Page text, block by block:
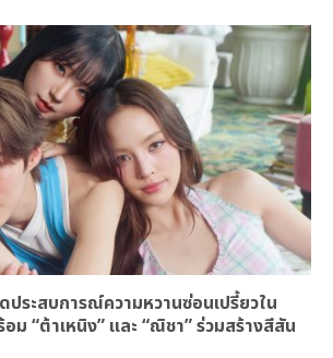
ประสบการณ์ความหวานซ่อนเปรี้ยวใน
ม “ต้าเหนิง” และ “ณิชา” ร่วมสร้างสีสัน